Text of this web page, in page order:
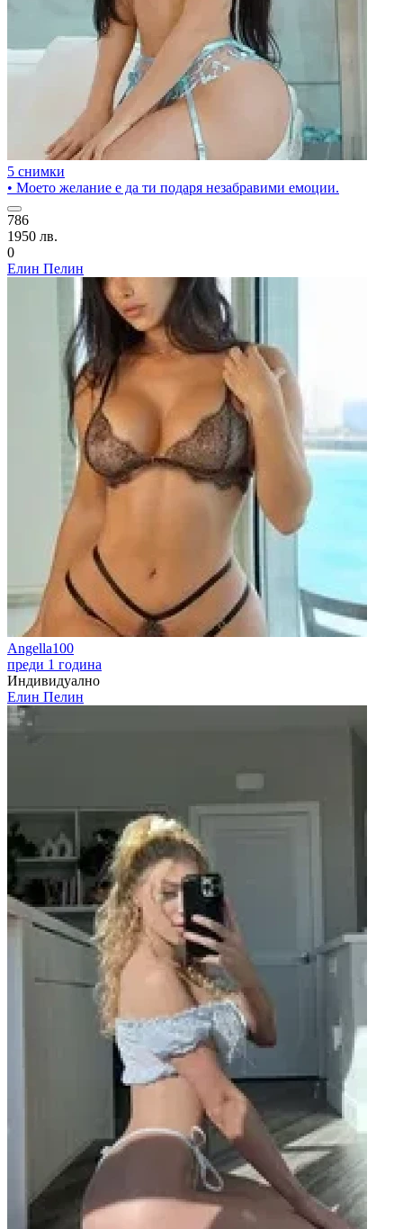
5 снимки
• Моето желание е да ти подаря незабравими емоции.
786
1950 лв.
0
Елин Пелин
Angella100
преди 1 година
Индивидуално
Елин Пелин